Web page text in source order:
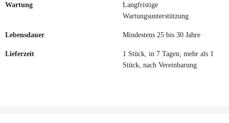
Wartung
Langfristige
Wartungsunterstützung
Lebensdauer Mindestens 25 bis 30 Jahre
Lieferzeit
1 Stück, in 7 Tagen; mehr als 1
Stück, nach Vereinbarung